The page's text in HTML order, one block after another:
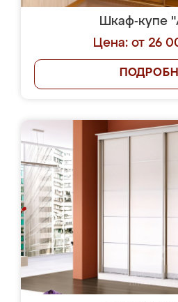
Шкаф-купе
Цена: от 26